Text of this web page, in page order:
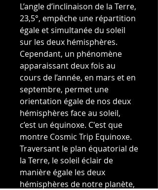
L’angle d’inclinaison de la Terre,
23,5°, empêche une répartition
égale et simultanée du soleil
sur les deux hémisphères.
Cependant, un phénomène
apparaissant deux fois au
cours de l’année, en mars et en
septembre, permet une
orientation égale de nos deux
hémisphères face au soleil,
c’est un équinoxe. C'est que
montre Cosmic Trip Equinoxe.
Traversant le plan équatorial de
la Terre, le soleil éclair de
manière égale les deux
hémisphères de notre planète,